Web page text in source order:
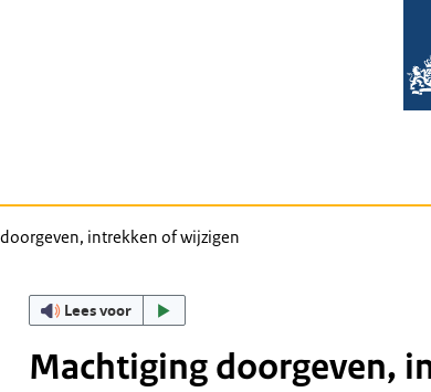
intrekken of wijzigen
Lees voor
Machtiging doorgeven,